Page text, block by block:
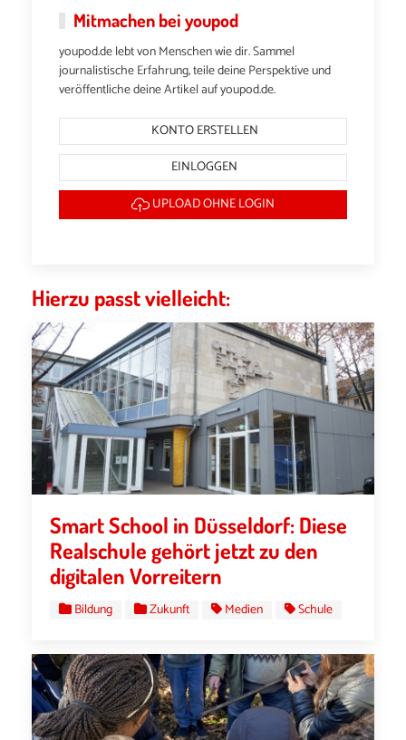
Mitmachen bei youpod
youpod.de lebt von Menschen wie dir. Sammel
journalistische Erfahrung, teile deine Perspektive und
veröffentliche deine Artikel auf youpod.de.
KONTO ERSTELLEN
EINLOGGEN
UPLOAD OHNE LOGIN
Hierzu passt vielleicht:
Smart School in Düsseldorf: Diese
Realschule gehört jetzt zu den
digitalen Vorreitern
Bildung Zukunft Medien Schule